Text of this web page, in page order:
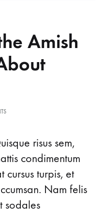
Amish
ON
AMISH
WERE
RIGHT
ABOUT
risus sem,
condimentum
cursus turpis, et
Nam felis
sodales